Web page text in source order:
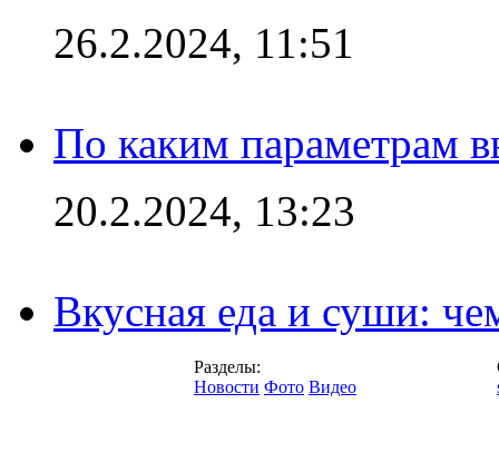
26.2.2024, 11:51
По каким параметрам
20.2.2024, 13:23
Вкусная еда и суши:
Разделы:
Новости Фото Видео